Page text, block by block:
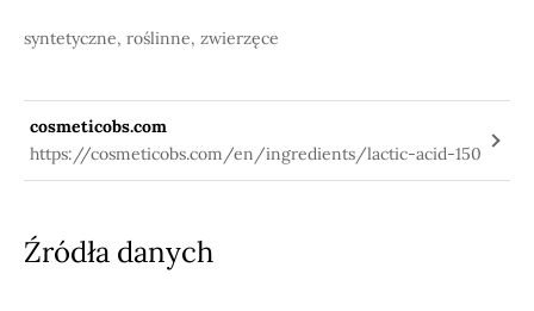
syntetyczne, roślinne, zwierzęce
cosmeticobs.com
https://cosmeticobs.com/en/ingredients/lactic-acid-150
Źródła danych